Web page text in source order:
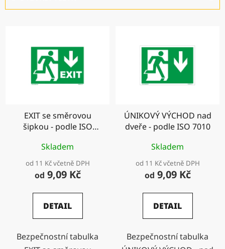
EXIT se směrovou
šipkou - podle ISO
Skladem
od 11 Kč včetně DPH
od 9,09 Kč
DETAIL
Bezpečnostní tabulka
ÚNIKOVÝ VÝCHOD nad
dveře - podle ISO 7010
Skladem
od 11 Kč včetně DPH
od 9,09 Kč
DETAIL
Bezpečnostní tabulka